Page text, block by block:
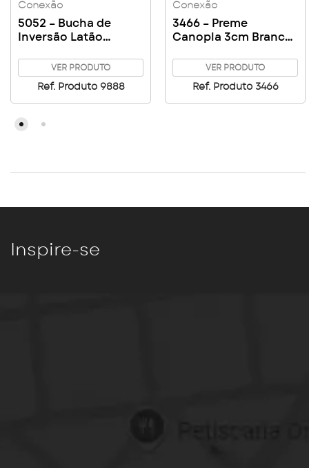
Conexão
5052 – Bucha de
Inversão Latão
VER PRODUTO
Ref. Produto 9888
Conexão
3466 – Preme
Canopla 3cm Branco
VER PRODUTO
Ref. Produto 3466
Inspire-se